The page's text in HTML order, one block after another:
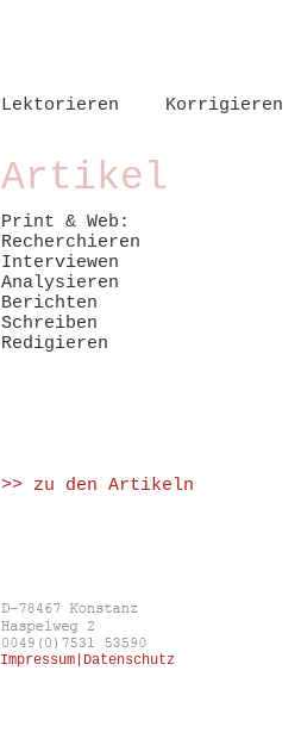
Lektorieren Korrigieren
Artikel
Print & Web:
Recherchieren
Interviewen
Analysieren
Berichten
Schreiben
Redigieren
>> zu den Artikeln
Impressum|Datenschutz